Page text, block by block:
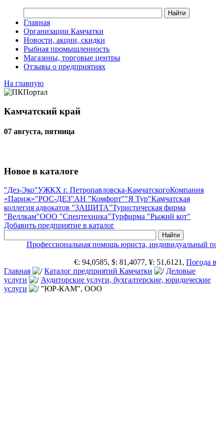
Главная
Организации Камчатки
Новости, акции, скидки
Рыбная промышленность
Магазины, торговые центры
Отзывы о предприятиях
На главную
Камчатский край
07 августа, пятница
Новое в каталоге
"Дез-Эко"УЖКХ г. Петропавловска-КамчатскогоКомпания
«Париж»"РОС-ДЕЗ"АН "Комфорт""Я Тур"Камчатская
коллегия адвокатов "ЗАЩИТА"Туристическая фирма
"Веллкам"ООО "Спецтехника"Турфирма "Рыжий кот"
Добавить предприятие в каталог
Профессиональная помощь юриста, индивидуальный
€: 94,0585, $: 81,4077, ¥: 51,6121, Погода в
Главная
Каталог предприятий Камчатки
Деловые
услуги
Аудиторские услуги, бухгалтерские, юридические
услуги
"ЮР-КАМ", ООО